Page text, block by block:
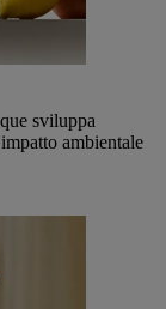
sviluppa
ambientale